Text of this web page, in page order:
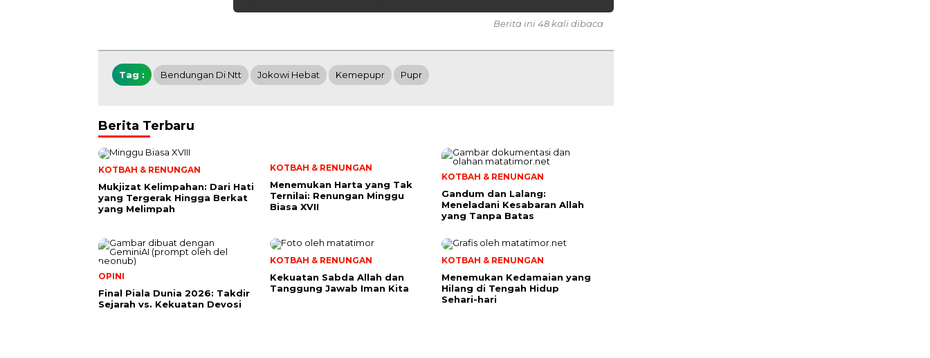
Berita ini 48 kali dibaca
Tag : Bendungan Di Ntt Jokowi Hebat Kemepupr Pupr
Berita Terbaru
KOTBAH & RENUNGAN
Mukjizat Kelimpahan: Dari Hati
yang Tergerak Hingga Berkat
yang Melimpah
KOTBAH & RENUNGAN
Menemukan Harta yang Tak
Ternilai: Renungan Minggu
Biasa XVII
KOTBAH & RENUNGAN
Gandum dan Lalang:
Meneladani Kesabaran Allah
yang Tanpa Batas
OPINI
Final Piala Dunia 2026: Takdir
Sejarah vs. Kekuatan Devosi
KOTBAH & RENUNGAN
Kekuatan Sabda Allah dan
Tanggung Jawab Iman Kita
KOTBAH & RENUNGAN
Menemukan Kedamaian yang
Hilang di Tengah Hidup
Sehari-hari